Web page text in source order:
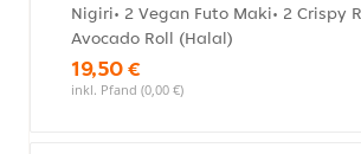
Nigiri• 2 Vegan Futo Maki• 2 Crispy
Avocado Roll (Halal)
19,50 €
inkl. Pfand (0,00 €)